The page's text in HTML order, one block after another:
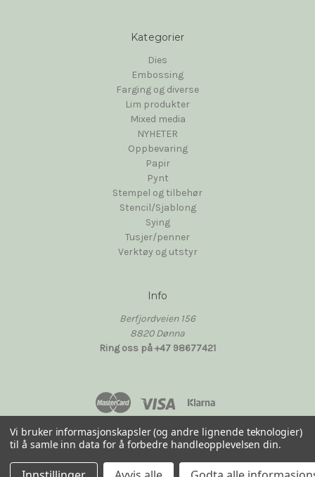
Kategorier
Dies
Embossing
Farging og diverse
Lim produkter
Mixed media
NYHETER
Oppbevaring
Papir
Pynt
Stempel og tilbehør
Stencil/Sjablong
Sying
Tusjer/penner
Verktøy og utstyr
Info
Berfjordveien 156
8820 Dønna
Ring oss på +47 98677421
Levert avBigCommerce
© 2026 HobbyMagneten
Vi bruker informasjonskapsler (og andre lignende teknologier)
til å samle inn data for å forbedre handleopplevelsen din.